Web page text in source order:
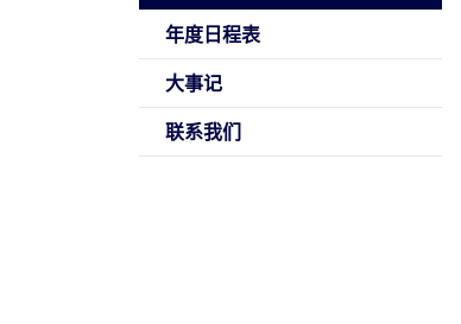
年度日程表
大事记
联系我们